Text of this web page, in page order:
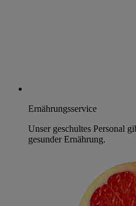
Ernährungsservice
Unser geschultes Personal
gesunder Ernährung.